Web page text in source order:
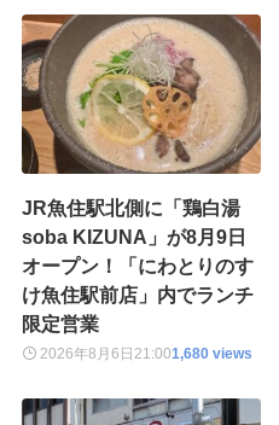
JR魚住駅北側に「鶏白湯
soba KIZUNA」が8月9日
オープン！「にわとりのす
け魚住駅前店」内でランチ
限定営業
2026年8月6日 21:001,680 views